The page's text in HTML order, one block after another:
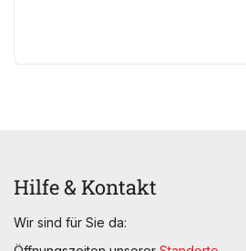
Hilfe & Kontakt
Wir sind für Sie da: